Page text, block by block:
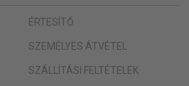
ÉRTESÍTŐ
SZEMÉLYES ÁTVÉTEL
SZÁLLÍTÁSI FELTÉTELEK